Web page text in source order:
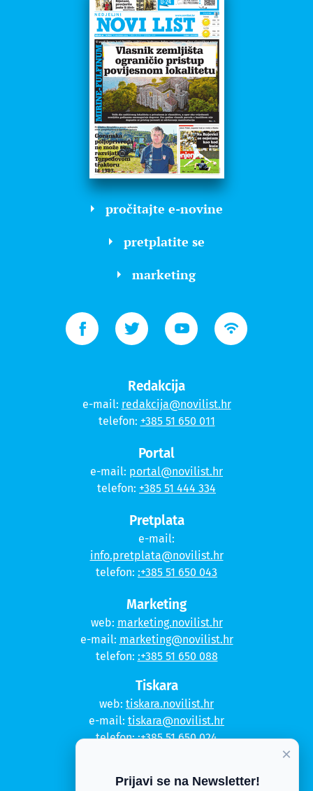
pročitajte e-novine
pretplatite se
marketing
Redakcija
e-mail: redakcija@novilist.hr
telefon: +385 51 650 011
Portal
e-mail: portal@novilist.hr
telefon: +385 51 444 334
Pretplata
e-mail:
info.pretplata@novilist.hr
telefon: :+385 51 650 043
Marketing
web: marketing.novilist.hr
e-mail: marketing@novilist.hr
telefon: :+385 51 650 088
Tiskara
web: tiskara.novilist.hr
e-mail: tiskara@novilist.hr
telefon::+385 51 650 024
×
Prijavi se na Newsletter!